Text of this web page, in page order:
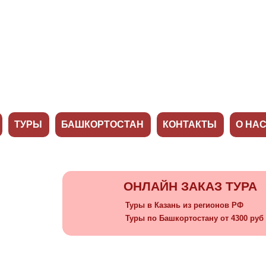
ТУРЫ БАШКОРТОСТАН КОНТАКТЫ О НАС
ОНЛАЙН ЗАКАЗ ТУРА
Туры в Казань из регионов РФ
Туры по Башкортостану от 4300 руб